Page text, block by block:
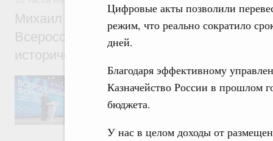
Цифровые акты позволили
режим, что реально сократило
дней.
Благодаря эффективному
Казначейство России в прошлом
бюджета.
У нас в целом доходы от
Михаил Мишустин принял участие в
Всероссийского форума «Развитие
исторических поселений»
Председатель Правительства выступил
осмотрел выставку.